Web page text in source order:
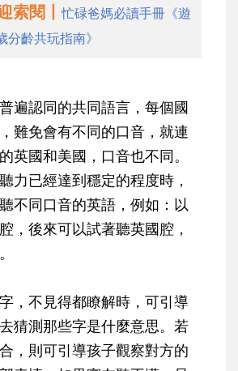
索閱丨忙碌爸媽必讀手冊《遊
齡共玩指南》
遍認同的共同語言，每個國
難免會有不同的口音，就連
英國和美國，口音也不同。
力已經達到穩定的程度時，
不同口音的英語，例如：以
，後來可以試著聽英國腔，
，不見得都瞭解時，可引導
猜測那些字是什麼意思。若
，則可引導孩子觀察對方的